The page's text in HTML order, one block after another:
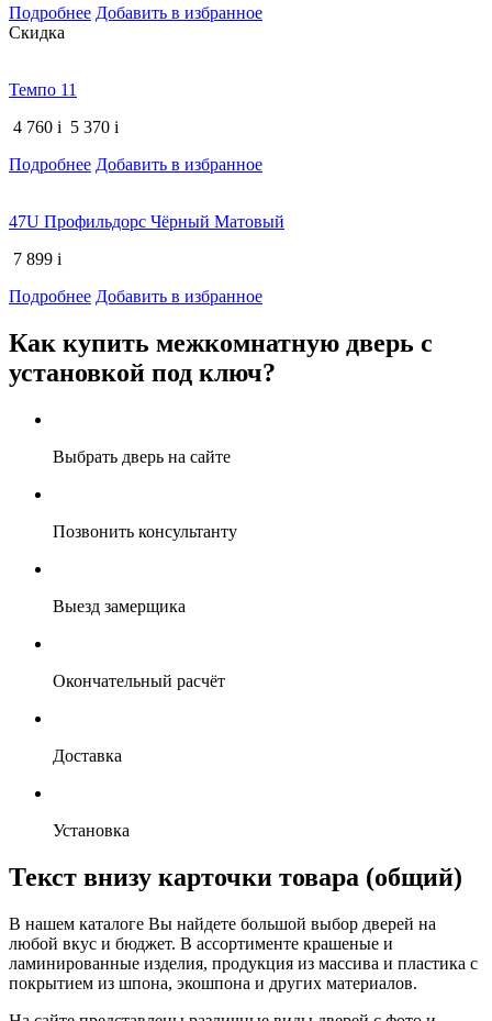
Подробнее Добавить в избранное
Скидка
Темпо 11
4 760 i 5 370 i
Подробнее Добавить в избранное
47U Профильдорс Чёрный Матовый
7 899 i
Подробнее Добавить в избранное
Как купить межкомнатную дверь с
установкой под ключ?
Выбрать дверь на сайте
Позвонить консультанту
Выезд замерщика
Окончательный расчёт
Доставка
Установка
Текст внизу карточки товара (общий)
В нашем каталоге Вы найдете большой выбор дверей на
любой вкус и бюджет. В ассортименте крашеные и
ламинированные изделия, продукция из массива и пластика с
покрытием из шпона, экошпона и других материалов.